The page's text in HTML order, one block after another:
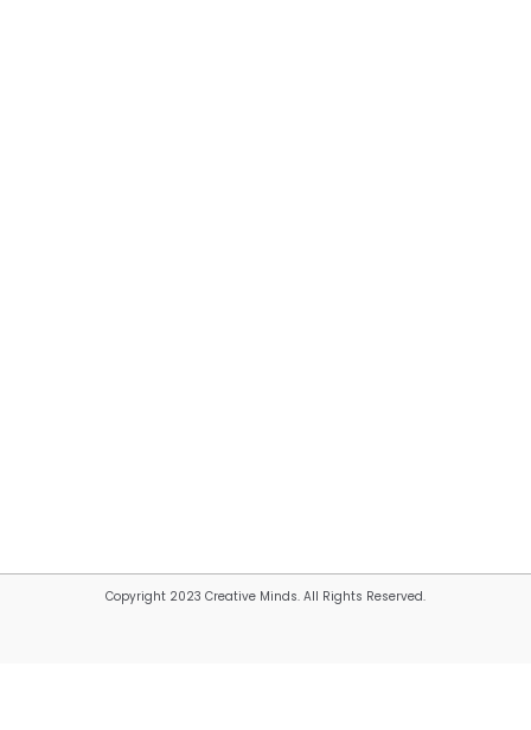
Copyright 2023 Creative Minds. All Rights Reserved.